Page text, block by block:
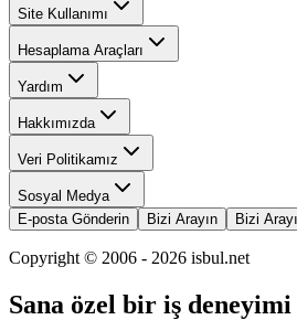
Site Kullanımı
Hesaplama Araçları
Yardım
Hakkımızda
Veri Politikamız
Sosyal Medya
E-posta Gönderin
Bizi Arayın Bizi
Copyright © 2006 - 2026 isbul.net
Sana özel bir iş deneyimi